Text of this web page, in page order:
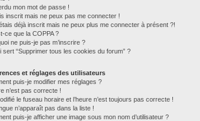
mon mot de passe !
inscrit mais ne peux pas me connecter !
déjà inscrit mais ne peux plus me connecter à présent ?!
ce que la COPPA ?
ne puis-je pas m’inscrire ?
sert “Supprimer tous les cookies du forum” ?
et réglages des utilisateurs
puis-je modifier mes réglages ?
n’est pas correcte !
le fuseau horaire et l’heure n’est toujours pas correcte !
n’apparaît pas dans la liste !
puis-je afficher une image sous mon nom d’utilisateur ?